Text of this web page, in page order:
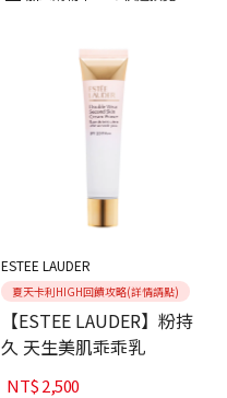
ESTEE LAUDER
夏天卡利HIGH回饋攻略(詳情請點)
【ESTEE LAUDER】粉持
久 天生美肌乖乖乳
NT$2,500